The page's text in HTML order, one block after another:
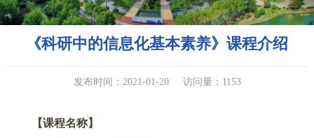
《科研中的信息化基本素养》课程介绍
发布时间：2021-01-20 访问量： 1153
【课程名称】